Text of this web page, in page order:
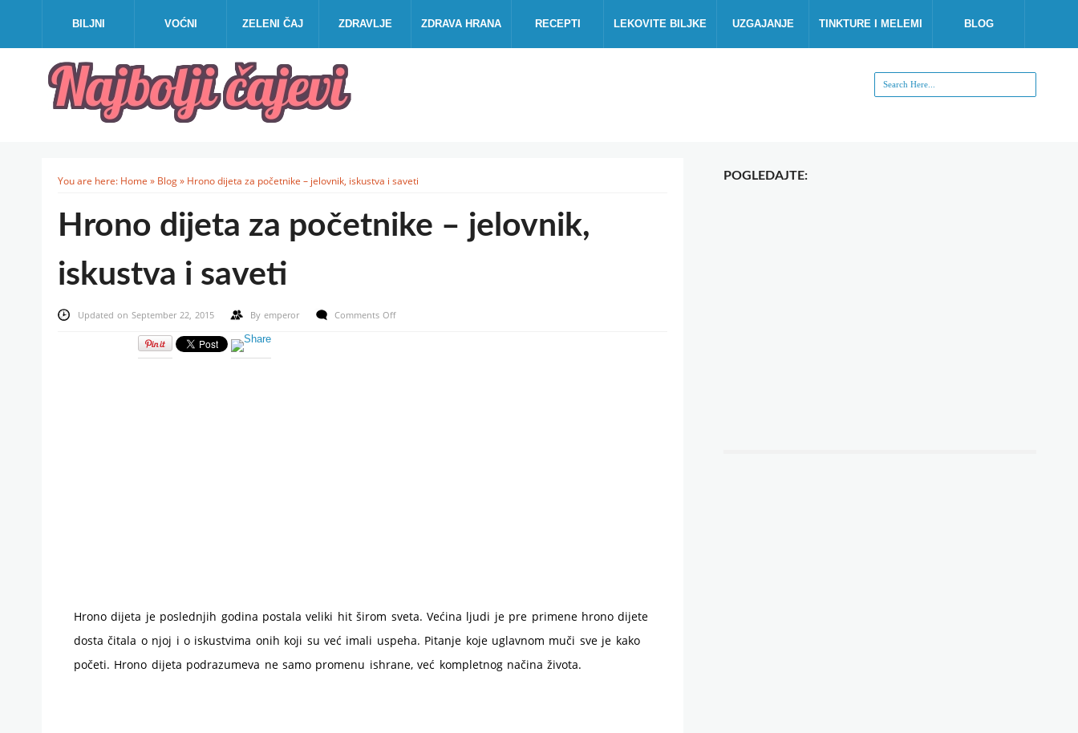
BILJNI VOĆNI ZELENI ČAJ ZDRAVLJE ZDRAVA HRANA RECEPTI LEKOVITE BILJKE UZGAJANJE TINKTURE I MELEMI BLOG
You are here: Home » Blog» Hrono dijeta za početnike – jelovnik, iskustva i saveti
Hrono dijeta za početnike – jelovnik,
iskustva i saveti
Updated on September 22, 2015 By emperor Comments Offon
Hrono dijeta je poslednjih godina postala veliki hit širom sveta. Većina ljudi je pre primene hrono dijete
dosta čitala o njoj i o iskustvima onih koji su već imali uspeha. Pitanje koje uglavnom muči sve je kako
početi. Hrono dijeta podrazumeva ne samo promenu ishrane, već kompletnog načina života.
POGLEDAJTE: